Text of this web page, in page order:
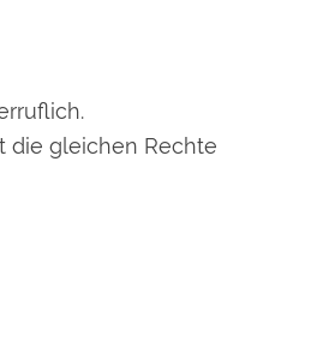
die gleichen Rechte